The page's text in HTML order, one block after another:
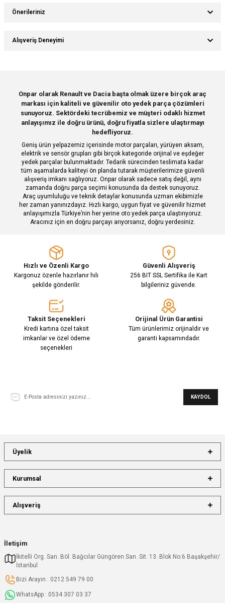
Önerileriniz
Bu ürünün fiyat bilgisi, resim, ürün açıklamalarında ve diğer konularda
yetersiz gördüğünüz noktaları öneri formunu kullanarak tarafımıza
Ürün resmi kalitesiz, bozuk veya görüntülenemiyor.
Ürün açıklamasında eksik bilgiler bulunuyor.
Ürün bilgilerinde hatalar bulunuyor.
Ürün fiyatı diğer sitelerden daha pahalı.
Bu ürüne benzer farklı alternatifler olmalı.
Gönder
Alışveriş Deneyimi
Deneyimini Paylaş
Onpar olarak Renault ve Dacia başta olmak üzere birçok araç
markası için kaliteli ve güvenilir oto yedek parça çözümleri
sunuyoruz. Sektördeki tecrübemiz ve müşteri odaklı hizmet
anlayışımız ile doğru ürünü, doğru fiyatla sizlere ulaştırmayı
hedefliyoruz.
Geniş ürün yelpazemiz içerisinde motor parçaları, yürüyen aksam,
elektrik ve sensör grupları gibi birçok kategoride orijinal ve eşdeğer
yedek parçalar bulunmaktadır. Tedarik sürecinden teslimata kadar
tüm aşamalarda kaliteyi ön planda tutarak müşterilerimize güvenli
alışveriş imkanı sağlıyoruz. Onpar olarak sadece satış değil, aynı
zamanda doğru parça seçimi konusunda da destek sunuyoruz.
Araç uyumluluğu ve teknik detaylar konusunda uzman ekibimizle
her zaman yanınızdayız. Hızlı kargo, uygun fiyat ve güvenilir hizmet
anlayışımızla Türkiye’nin her yerine oto yedek parça ulaştırıyoruz.
Aracınız için en doğru parçayı arıyorsanız, doğru yerdesiniz.
Hızlı ve Özenli Kargo
Kargonuz özenle hazırlanır hılı
şekilde gönderilir.
Güvenli Alışveriş
256 BIT SSL Sertifika ile Kart
bilgileriniz güvende.
Taksit Seçenekleri
Kredi kartına özel taksit
imkanlar ve özel ödeme
seçenekleri
Orijinal Ürün Garantisi
Tüm ürünlerimiz orijinaldir ve
garanti kapsamındadır.
KAYDOL
İletişim
İkitelli Org. San. Böl. Bağcılar Güngören San. Sit. 13. Blok No:6 Başakşehir/
İstanbul
Bizi Arayın : 0212 549 79 00
WhatsApp : 0534 307 03 37
Üyelik
Kurumsal
Alışveriş